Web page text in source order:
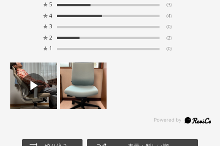
★ 5 (3)
★ 4 (4)
★ 3 (0)
★ 2 (2)
★ 1 (0)